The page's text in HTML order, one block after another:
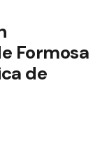
Formosa
de